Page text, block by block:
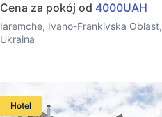
Cena za pokój od 4000UAH
Iaremche, Ivano-Frankivska Oblast,
Ukraina
Hotel